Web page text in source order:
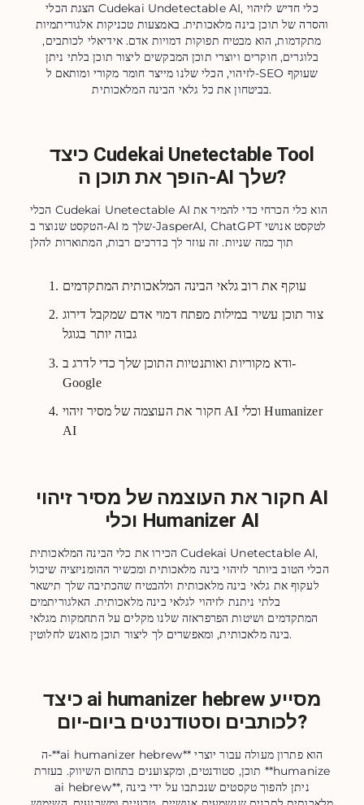
הצגת הכלי Cudekai Undetectable AI, כלי חדיש לזיהוי
והסרה של תוכן בינה מלאכותית. באמצעות טכניקות אלגוריתמיות
מתקדמות, הוא מבטיח תפוקות דמויות אדם. אידיאלי לכותבים,
בלוגרים, חוקרים ויוצרי תוכן המבקשים ליצור תוכן בלתי ניתן
לזיהוי, הכלי שלנו מייצר חומר מקורי ומותאם ל-SEO שעוקף
בביטחון את כל גלאי הבינה המלאכותית.
כיצד Cudekai Unetectable Tool
הופך את תוכן ה-AI שלך?
הכלי Cudekai Unetectable AI הוא כלי הכרחי כדי להמיר את
הטקסט שנוצר ב-AI שלך מ-JasperAI, ChatGPT לטקסט אנושי
תוך כמה שניות. זה עוזר לך בדרכים רבות, המתוארות להלן
עוקף את רוב גלאי הבינה המלאכותית המתקדמים
צור תוכן עשיר במילות מפתח דמוי אדם שמקבל דירוג
גבוה יותר בגוגל
ודא מקוריות ואותנטיות התוכן שלך כדי לדרג ב-
Google
חקור את העוצמה של מסיר זיהוי AI וכלי Humanizer
AI
חקור את העוצמה של מסיר זיהוי AI
וכלי Humanizer AI
הכירו את כלי הבינה המלאכותית Cudekai Unetectable AI,
הכלי הטוב ביותר לזיהוי בינה מלאכותית ומכשיר ההומניזציה שיכול
לעקוף את גלאי בינה מלאכותית ולהבטיח שהכתיבה שלך תישאר
בלתי ניתנת לזיהוי לגלאי בינה מלאכותית. האלגוריתמים
המתקדמים ושיטות הפרפראזה שלנו מקלים על התחמקות מגלאי
בינה מלאכותית, ומאפשרים לך ליצור תוכן מואנש לחלוטין.
כיצד ai humanizer hebrew מסייע
לכותבים וסטודנטים ביום-יום?
ה‑**ai humanizer hebrew** הוא פתרון מעולה עבור יוצרי
תוכן, סטודנטים, ומקצוענים בתחום השיווק. בעזרת **humanize
ai hebrew**, ניתן להפוך טקסטים שנכתבו על ידי בינה